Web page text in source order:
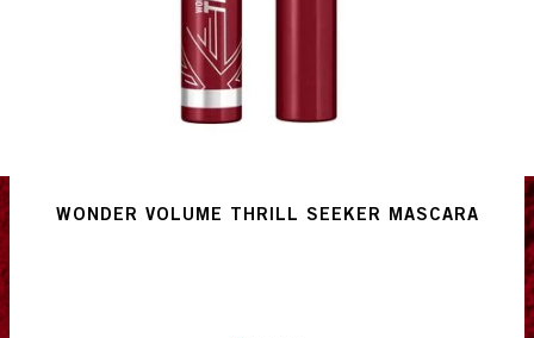
WONDER VOLUME THRILL SEEKER MASCARA